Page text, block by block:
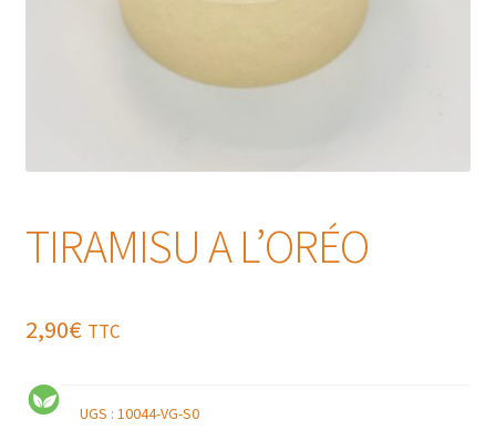
TIRAMISU A L’ORÉO
2,90€ TTC
UGS : 10044-VG-S0